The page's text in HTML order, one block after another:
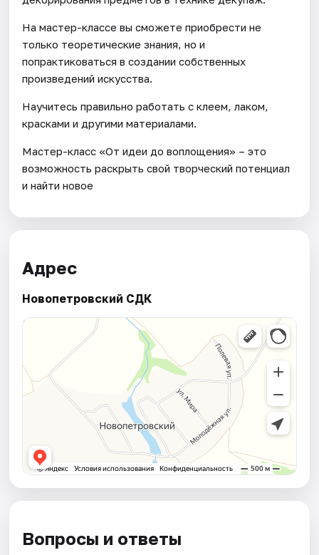
На мастер-классе вы сможете приобрести не
только теоретические знания, но и
попрактиковаться в создании собственных
произведений искусства.
Научитесь правильно работать с клеем, лаком,
красками и другими материалами.
Мастер-класс «От идеи до воплощения» – это
возможность раскрыть свой творческий потенциал
и найти новое
Адрес
Новопетровский СДК
Вопросы и ответы